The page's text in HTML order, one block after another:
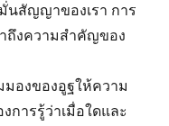
นสัญญาของเรา การ
ถึงความสำคัญของ
องของอูฐให้ความ
การรู้ว่าเมื่อใดและ